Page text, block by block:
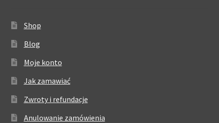
Shop
Blog
Moje konto
Jak zamawiać
Zwroty i refundacje
Anulowanie zamówienia